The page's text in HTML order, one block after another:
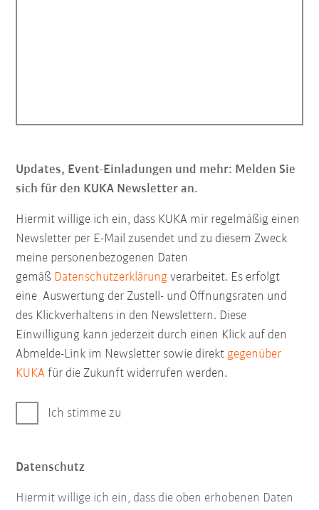
Updates, Event-Einladungen und mehr: Melden Sie
sich für den KUKA Newsletter an.
Hiermit willige ich ein, dass KUKA mir regelmäßig einen
Newsletter per E-Mail zusendet und zu diesem Zweck
meine personenbezogenen Daten
gemäß Datenschutzerklärung verarbeitet. Es erfolgt
eine Auswertung der Zustell- und Öffnungsraten und
des Klickverhaltens in den Newslettern. Diese
Einwilligung kann jederzeit durch einen Klick auf den
Abmelde-Link im Newsletter sowie direktgegenüber
KUKA für die Zukunft widerrufen werden.
Ich stimme zu
Datenschutz
Hiermit willige ich ein, dass die oben erhobenen Daten